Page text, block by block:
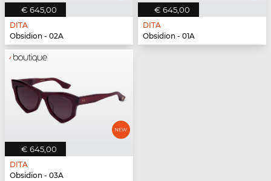
€ 645,00
DITA
Obsidion - 02A
€ 645,00
DITA
Obsidion - 01A
€ 645,00
DITA
Obsidion - 03A